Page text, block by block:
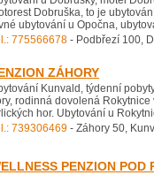
Dobruška, to je
ubytování u Opočna,
775566678 - Podbřezí 100,
ZÁHORY
Kunvald, týdenní
rodinná dovolená
hor. Ubytování u
739306469 - Záhory 50,
PENZION POD